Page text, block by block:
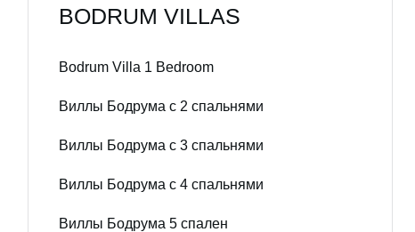
BODRUM VILLAS
Bodrum Villa 1 Bedroom
Виллы Бодрума с 2 спальнями
Виллы Бодрума с 3 спальнями
Виллы Бодрума с 4 спальнями
Виллы Бодрума 5 спален